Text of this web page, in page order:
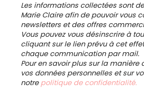
Les informations collectées sont
Marie Claire afin de pouvoir vous
newsletters et des offres
Vous pouvez vous désinscrire à
cliquant sur le lien prévu à cet
chaque communication par mail.
Pour en savoir plus sur la manière
vos données personnelles et sur
notre politique de confidentialité.